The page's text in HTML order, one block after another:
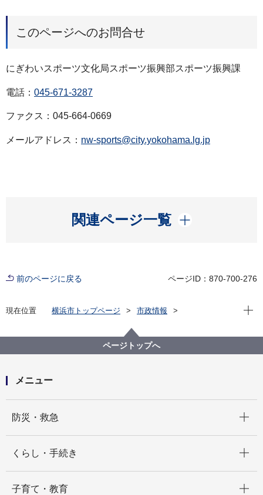
このページへのお問合せ
にぎわいスポーツ文化局スポーツ振興部スポーツ振興課
電話： 045-671-3287
ファクス：045-664-0669
メールアドレス： nw-sports@city.yokohama.lg.jp
関連ページ一覧
開く
前のページに戻る ページID：870-700-276
現在位置 横浜市トップページ
市政情報
にぎわいスポーツ文化局
女子ラグビーワールドカップ2025イングランド大会 市
役所アトリウムと戸塚公会堂でパブリックビューイン
現在
ページトップへ
メニュー
防災・救急
くらし・手続き
子育て・教育